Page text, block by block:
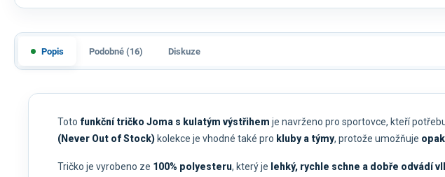
Popis Podobné (16) Diskuze
Toto funkční tričko Joma s kulatým výstřihem je navrženo pro sportovce, kteří
(Never Out of Stock) kolekce je vhodné také pro kluby a týmy, protože umožňuje
Tričko je vyrobeno ze 100% polyesteru, který je lehký, rychle schne a dobře odvádí